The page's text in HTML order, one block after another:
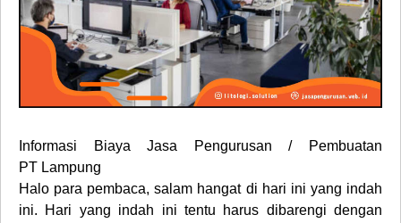
Informasi BiayaJasa Pengurusan / Pembuatan
PT Lampung
Halo para pembaca, salam hangat di hari ini yang indah
ini. Hari yang indah ini tentu harus dibarengi dengan